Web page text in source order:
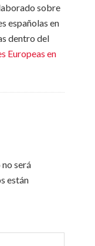
sobre
españolas en
dentro del
Europeas en
será
están